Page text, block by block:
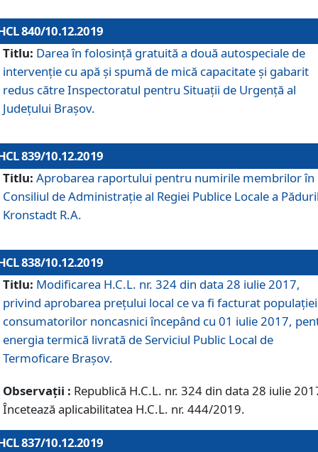
840/10.12.2019
Titlu: Darea în folosință gratuită a două autospeciale de
intervenție cu apă și spumă de mică capacitate și gabarit
redus către Inspectoratul pentru Situaţii de Urgenţă al
Judeţului Brașov.
839/10.12.2019
Titlu: Aprobarea raportului pentru numirile membrilor în
Consiliul de Administraţie al Regiei Publice Locale a
Kronstadt R.A.
838/10.12.2019
Titlu: Modificarea H.C.L. nr. 324 din data 28 iulie 2017,
privind aprobarea preţului local ce va fi facturat
consumatorilor noncasnici începând cu 01 iulie 2017,
energia termică livrată de Serviciul Public Local de
Termoficare Braşov.
Observații : Republică H.C.L. nr. 324 din data 28 iulie
Încetează aplicabilitatea H.C.L. nr. 444/2019.
837/10.12.2019